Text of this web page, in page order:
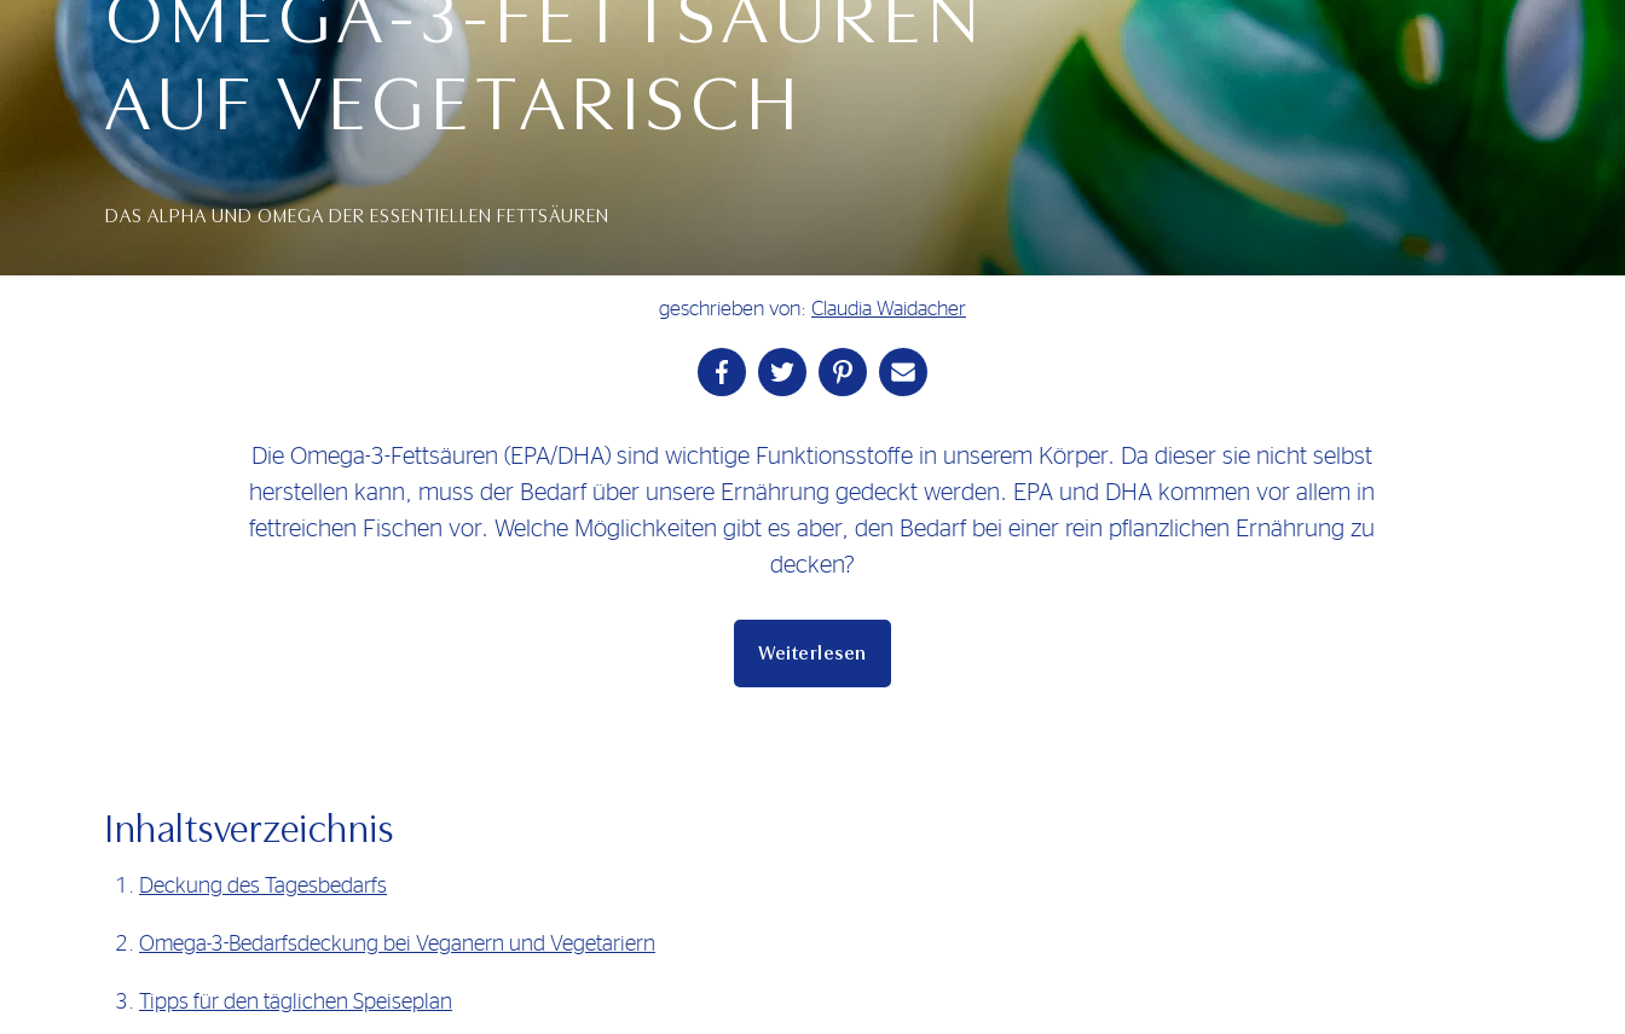
AUF VEGETARISCH
DAS ALPHA UND OMEGA DER ESSENTIELLEN FETTSÄUREN
geschrieben von: Claudia Waidacher
Die Omega-3-Fettsäuren (EPA/DHA) sind wichtige Funktionsstoffe in unserem Körper. Da dieser sie nicht selbst
herstellen kann, muss der Bedarf über unsere Ernährung gedeckt werden. EPA und DHA kommen vor allem in
fettreichen Fischen vor. Welche Möglichkeiten gibt es aber, den Bedarf bei einer rein pflanzlichen Ernährung zu
decken?
Weiterlesen
Inhaltsverzeichnis
Deckung des Tagesbedarfs
Omega-3-Bedarfsdeckung bei Veganern und Vegetariern
Tipps für den täglichen Speiseplan